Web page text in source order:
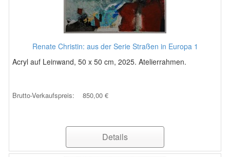
Renate Christin: aus der Serie Straßen in Europa 1
Acryl auf Leinwand, 50 x 50 cm, 2025. Atelierrahmen.
Brutto-Verkaufspreis: 850,00 €
Details